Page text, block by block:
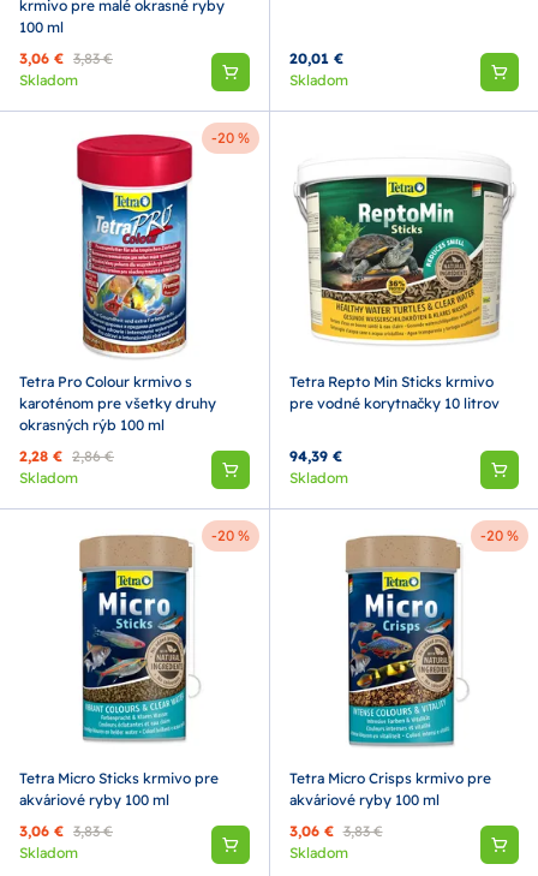
krmivo pre malé okrasné ryby
100 ml
3,06 € 3,83 €
Skladom
20,01 €
Skladom
-20 %
Tetra Pro Colour krmivo s
karoténom pre všetky druhy
okrasných rýb 100 ml
2,28 € 2,86 €
Skladom
Tetra Repto Min Sticks krmivo
pre vodné korytnačky 10 litrov
94,39 €
Skladom
-20 %
Tetra Micro Sticks krmivo pre
akváriové ryby 100 ml
3,06 € 3,83 €
Skladom
-20 %
Tetra Micro Crisps krmivo pre
akváriové ryby 100 ml
3,06 € 3,83 €
Skladom